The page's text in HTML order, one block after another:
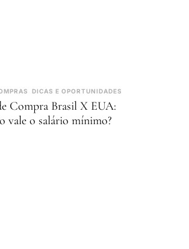
DICAS E OPORTUNIDADES
Compra Brasil X EUA:
vale o salário mínimo?